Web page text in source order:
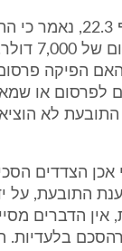
בכתב התביעה , סעיף
להחזר
הפיקה
או
דולר אך התובעת לא
הצדדים
התובעת, על
הדברים
בלעדיות.